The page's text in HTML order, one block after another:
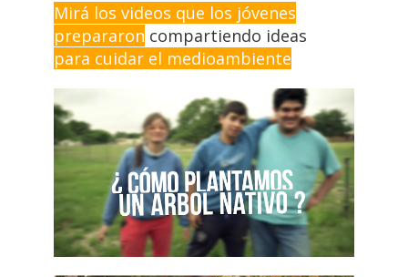
Mirá los videos que los jóvenes
prepararon compartiendo ideas
para cuidar el medioambiente